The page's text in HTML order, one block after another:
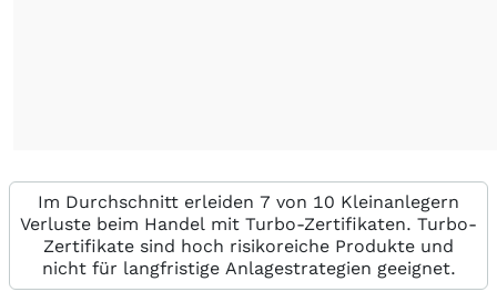
Im Durchschnitt erleiden 7 von 10 Kleinanlegern
Verluste beim Handel mit Turbo-Zertifikaten. Turbo-
Zertifikate sind hoch risikoreiche Produkte und
nicht für langfristige Anlagestrategien geeignet.